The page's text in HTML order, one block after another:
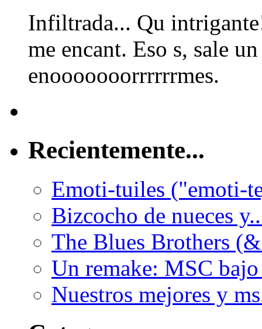
Infiltrada... Qu
me encant. Eso s, sale
enooooooorrrrrrmes.
Recientemente...
Emoti-tuiles ("emoti-
Bizcocho de nueces
The Blues Brothers
Un remake: MSC
Nuestros mejores y